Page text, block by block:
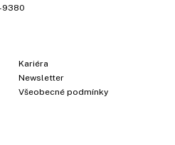
9380
Kariéra
Newsletter
Všeobecné podmínky